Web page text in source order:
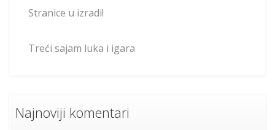
Stranice u izradi!
Treći sajam luka i igara
Najnoviji komentari